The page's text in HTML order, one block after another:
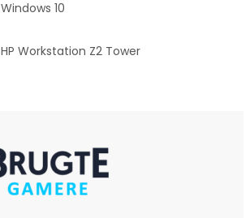
Windows 10
HP Workstation Z2 Tower